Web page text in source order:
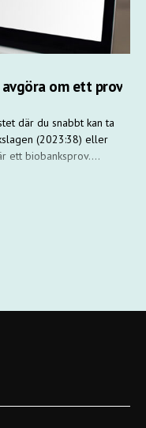
om ett prov
där du snabbt kan ta
(2023:38) eller
ett biobanksprov.…